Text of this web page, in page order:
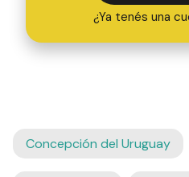
¿Ya tenés una
Concepción del Uruguay